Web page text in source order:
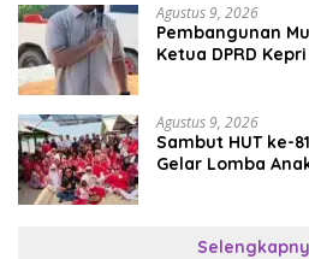
Agustus 9, 2026
Pembangunan
Ketua DPRD
Agustus 9, 2026
Sambut HUT ke-
Gelar Lomba